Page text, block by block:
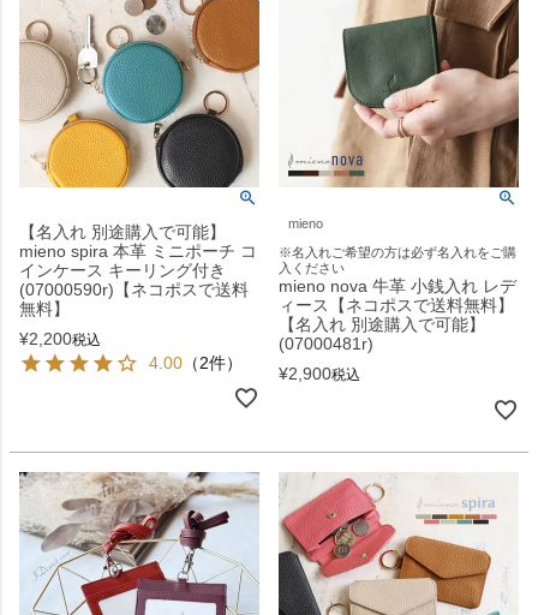
【名入れ 別途購入で可能】
mieno spira 本革 ミニポーチ コ
インケース キーリング付き
(07000590r)【ネコポスで送料
無料】
¥2,200税込
4.00 （2件）
mieno
※名入れご希望の方は必ず名入れをご購
入ください
mieno nova 牛革 小銭入れ レデ
ィース【ネコポスで送料無料】
【名入れ 別途購入で可能】
(07000481r)
¥2,900税込